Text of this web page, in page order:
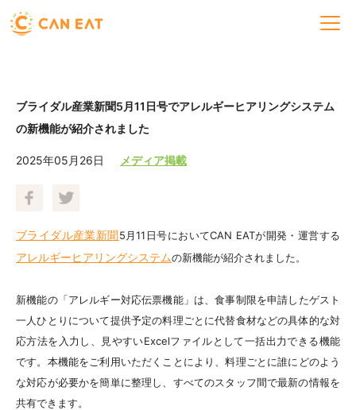
ブライダル産業新聞5月11日号でアレルギーヒアリングシステム
の新機能が紹介されました
2025年05月26日 メディア掲載
ブライダル産業新聞5月11日号においてCAN EATが開発・運営する
アレルギーヒアリングシステムの新機能が紹介されました。
新機能の「アレルギー対応伝票機能」は、食事制限を申請したゲスト
一人ひとりについて提供予定の料理ごとに代替食材などの具体的な対
応方法を入力し、見やすいExcelファイルとして一括出力できる機能
です。本機能をご利用いただくことにより、料理ごとに誰にどのよう
な対応が必要かを簡単に整理し、すべてのスタッフ間で最新の情報を
共有できます。